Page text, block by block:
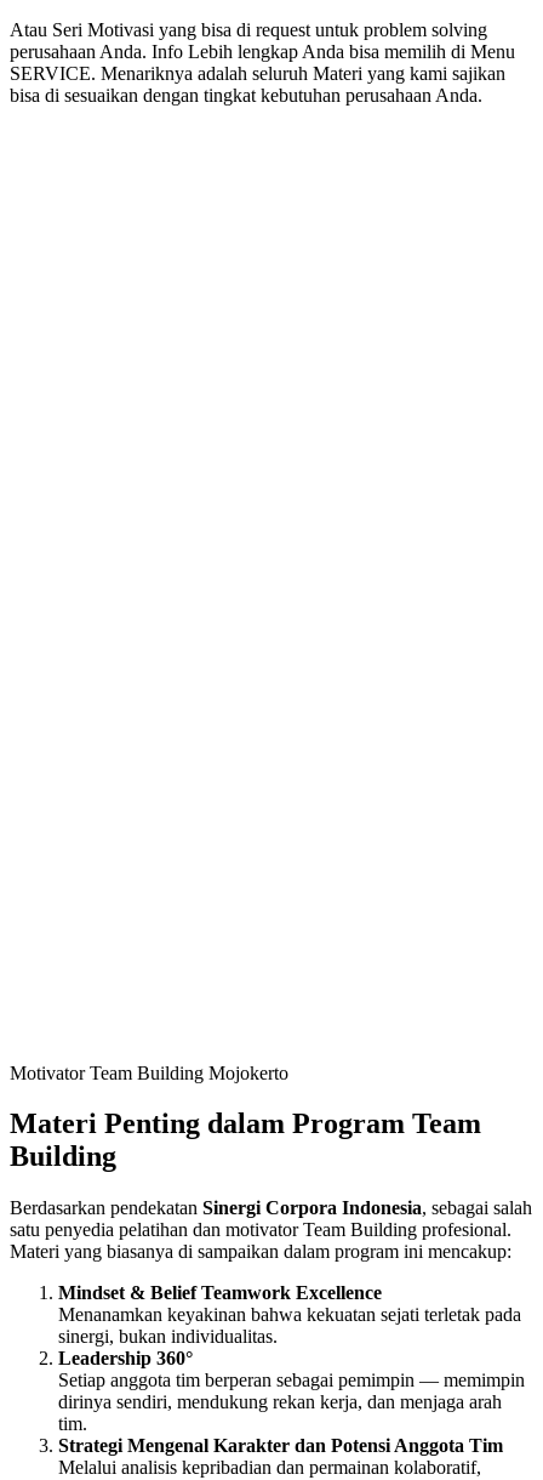
Atau Seri Motivasi yang bisa di request untuk problem solving
perusahaan Anda. Info Lebih lengkap Anda bisa memilih di Menu
SERVICE. Menariknya adalah seluruh Materi yang kami sajikan
bisa di sesuaikan dengan tingkat kebutuhan perusahaan Anda.
Motivator Team Building Mojokerto
Materi Penting dalam Program Team
Building
Berdasarkan pendekatan Sinergi Corpora Indonesia, sebagai salah
satu penyedia pelatihan dan motivator Team Building profesional.
Materi yang biasanya di sampaikan dalam program ini mencakup:
Mindset & Belief Teamwork Excellence
Menanamkan keyakinan bahwa kekuatan sejati terletak pada
sinergi, bukan individualitas.
Leadership 360°
Setiap anggota tim berperan sebagai pemimpin — memimpin
dirinya sendiri, mendukung rekan kerja, dan menjaga arah
tim.
Strategi Mengenal Karakter dan Potensi Anggota Tim
Melalui analisis kepribadian dan permainan kolaboratif,